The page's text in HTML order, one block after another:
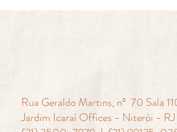
Rua Geraldo Martins, nº 70 Sala
Jardim Icaraí Offices - Niterói - RJ​